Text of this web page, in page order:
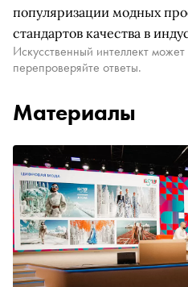
популяризации модных
стандартов качества в
Искусственный интеллект
перепроверяйте ответы.
Материалы